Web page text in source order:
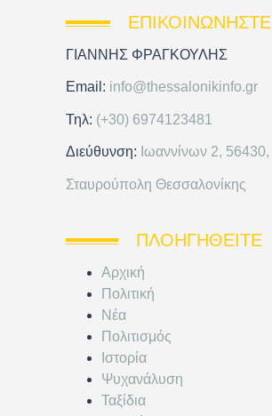
ΕΠΙΚΟΙΝΩΝΉΣΤΕ
ΓΙΑΝΝΗΣ ΦΡΑΓΚΟΥΛΗΣ
Email: info@thessalonikinfo.gr
Τηλ: (+30) 6974123481
Διεύθυνση: Ιωαννίνων 2, 56430,
Σταυρούπολη Θεσσαλονίκης
ΠΛΟΗΓΗΘΕΊΤΕ
Αρχική
Πολιτική
Νέα
Πολιτισμός
Ιστορία
Ψυχανάλυση
Ταξίδια